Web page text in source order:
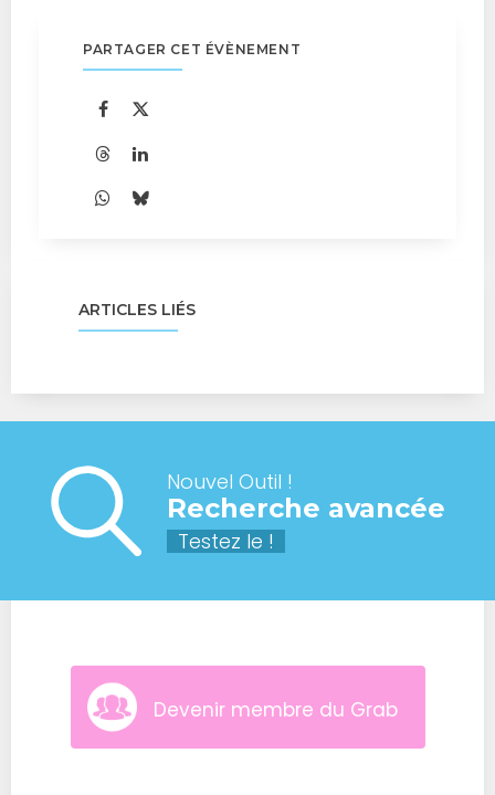
PARTAGER CET ÉVÈNEMENT
ARTICLES LIÉS
Nouvel Outil !
Recherche avancée
Testez le !
Devenir membre du Grab